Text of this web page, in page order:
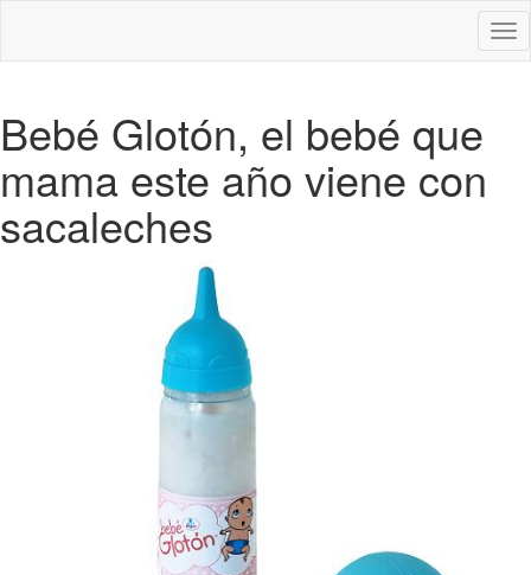
Bebé Glotón, el bebé que
mama este año viene con
sacaleches